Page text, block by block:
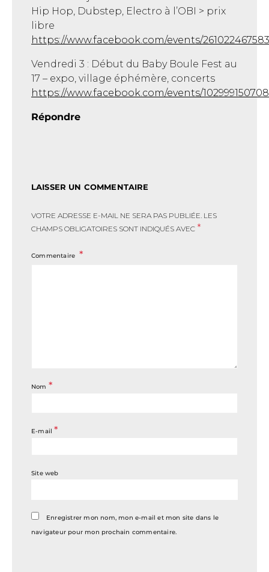
Hip Hop, Dubstep, Electro à l’OBI > prix
libre
https://www.facebook.com/events/
Vendredi 3 : Début du Baby Boule Fest au
17 – expo, village éphémère, concerts
https://www.facebook.com/events/
Répondre
LAISSER UN COMMENTAIRE
VOTRE ADRESSE E-MAIL NE SERA PAS PUBLIÉE. LES
CHAMPS OBLIGATOIRES SONT INDIQUÉS AVEC *
Commentaire
Nom *
E-mail*
Site web
Enregistrer mon nom, mon e-mail et mon site dans le
navigateur pour mon prochain commentaire.